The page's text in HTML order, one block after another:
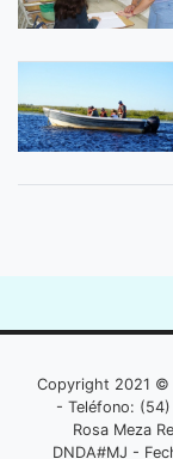
Copyright 2021 ©
- Teléfono:
Rosa Meza
DNDA#MJ -